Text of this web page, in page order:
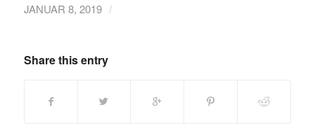
JANUAR 8, 2019 /
Share this entry